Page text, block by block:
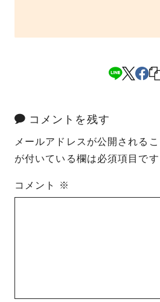
コメントを残す
メールアドレスが公開される
が付いている欄は必須項目です
コメント ※